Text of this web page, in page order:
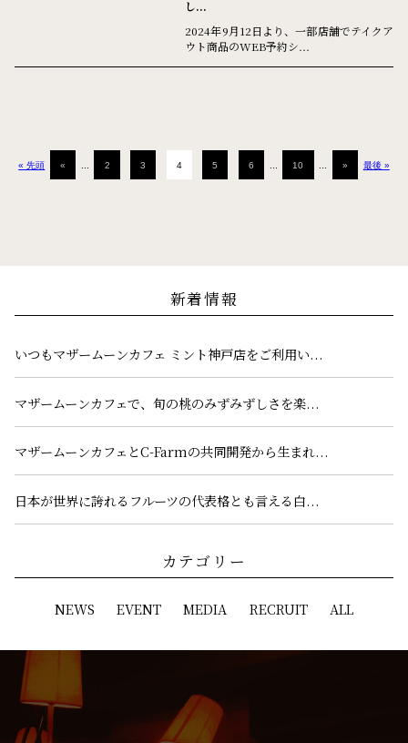
し...
2024年9月12日より、一部店舗でテイクア
ウト商品のWEB予約シ...
« 先頭 « 2 3 4 5 6 10 » 最後 »
新着情報
いつもマザームーンカフェ ミント神戸店をご利用い...
マザームーンカフェで、旬の桃のみずみずしさを楽...
マザームーンカフェとC-Farmの共同開発から生まれ...
日本が世界に誇れるフルーツの代表格とも言える白...
カテゴリー
NEWS EVENT MEDIA RECRUIT ALL